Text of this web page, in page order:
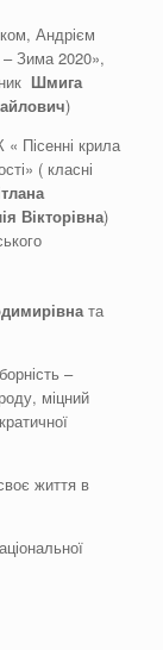
Андрієм
– Зима 2020»,
Шмига
)
Пісенні крила
( класні
Вікторівна)
та
–
міцний
життя в